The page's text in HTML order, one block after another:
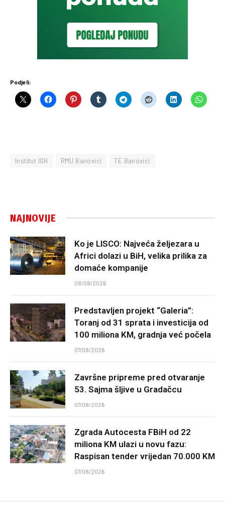
Podjeli:
Institut IGH RMU Banovići TE Banovići
NAJNOVIJE
Ko je LISCO: Najveća željezara u
Africi dolazi u BiH, velika prilika za
domaće kompanije
08/08/2026
Predstavljen projekt “Galeria”:
Toranj od 31 sprata i investicija od
100 miliona KM, gradnja već počela
07/08/2026
Završne pripreme pred otvaranje
53. Sajma šljive u Gradačcu
07/08/2026
Zgrada Autocesta FBiH od 22
miliona KM ulazi u novu fazu:
Raspisan tender vrijedan 70.000 KM
07/08/2026